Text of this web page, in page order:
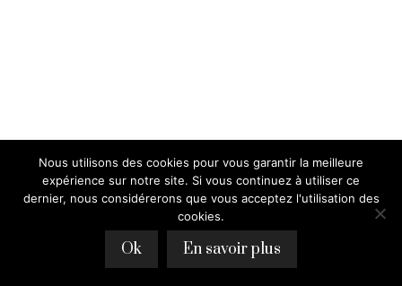
Nous utilisons des cookies pour vous garantir la meilleure
expérience sur notre site. Si vous continuez à utiliser ce
dernier, nous considérerons que vous acceptez l'utilisation des
cookies.
Ok En savoir plus